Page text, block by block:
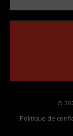
©
Politique de